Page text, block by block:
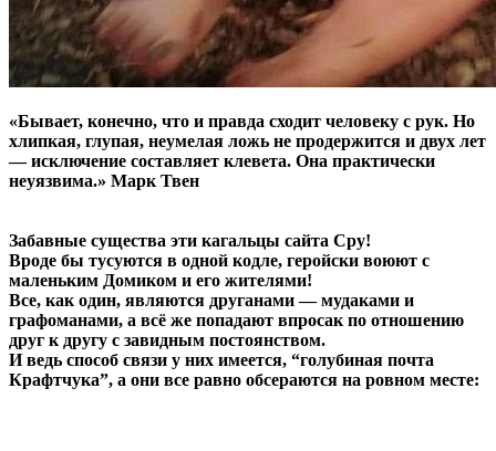
«Бывает, конечно, что и правда сходит человеку с рук. Но
хлипкая, глупая, неумелая ложь не продержится и двух лет
— исключение составляет клевета. Она практически
неуязвима.» Марк Твен
Забавные существа эти кагальцы сайта Сру!
Вроде бы тусуются в одной кодле, геройски воюют с
маленьким Домиком и его жителями!
Все, как один, являются друганами — мудаками и
графоманами, а всё же попадают впросак по отношению
друг к другу с завидным постоянством.
И ведь способ связи у них имеется, “голубиная почта
Крафтчука”, а они все равно обсераются на ровном месте: